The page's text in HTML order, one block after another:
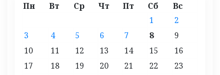
Пн Вт Ср Чт Пт Сб Вс
1
2
3
4 5 6 7 8
9
10
11 12 13 14 15
16
17
18 19 20 21 22
23